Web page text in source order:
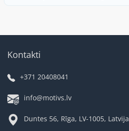
Kontakti
+371 20408041
info@motivs.lv
Duntes 56, Rīga, LV-1005, Latvija